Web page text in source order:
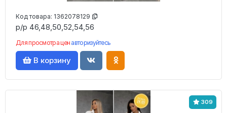
Код товара: 1362078129
р/р 46,48,50,52,54,56
Для просмотра цен авторизуйтесь
В корзину
309